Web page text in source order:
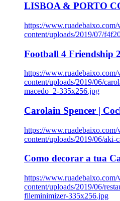
LISBOA & PORTO
https://www.ruadebaixo.com/
content/uploads/2019/07/
Football 4 Friendship
https://www.ruadebaixo.com/
content/uploads/2019/06/
macedo_2-335x256.jpg
Carolain Spencer |
https://www.ruadebaixo.com/
content/uploads/2019/06/aki-
Como decorar a tua
https://www.ruadebaixo.com/
content/uploads/2019/06/
fileminimizer-335x256.jpg